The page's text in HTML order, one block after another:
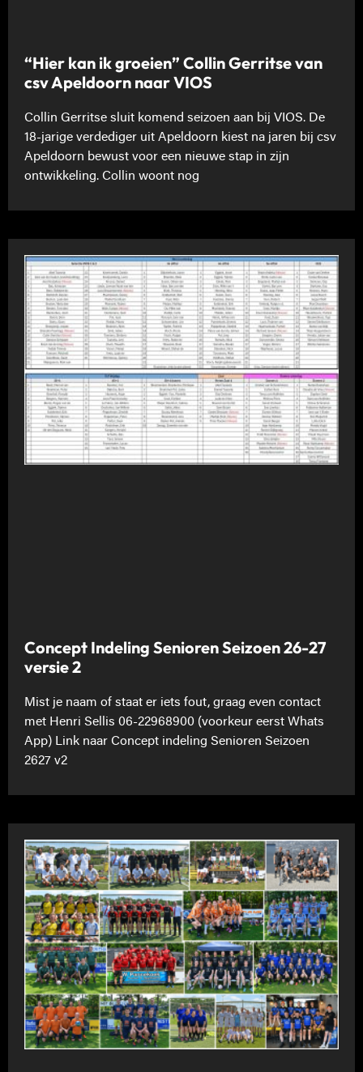
“Hier kan ik groeien” Collin Gerritse van
csv Apeldoorn naar VIOS
Collin Gerritse sluit komend seizoen aan bij VIOS. De
18-jarige verdediger uit Apeldoorn kiest na jaren bij csv
Apeldoorn bewust voor een nieuwe stap in zijn
ontwikkeling. Collin woont nog
Concept Indeling Senioren Seizoen 26-27
versie 2
Mist je naam of staat er iets fout, graag even contact
met Henri Sellis 06-22968900 (voorkeur eerst Whats
App) Link naar Concept indeling Senioren Seizoen
2627 v2